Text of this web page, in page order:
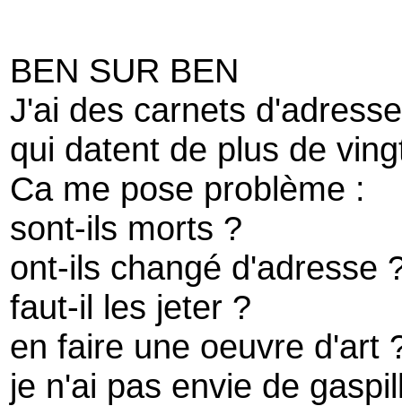
BEN SUR BEN
J'ai des carnets
qui datent de plus de
Ca me pose problème :
sont-ils morts ?
ont-ils changé d'adresse
faut-il les jeter ?
en faire une oeuvre d'art
je n'ai pas envie de